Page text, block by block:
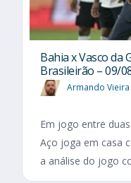
Bahia x Vasco da
Brasileirão – 09/
Armando Vieira
Em jogo entre
Aço joga em casa
a análise do jogo